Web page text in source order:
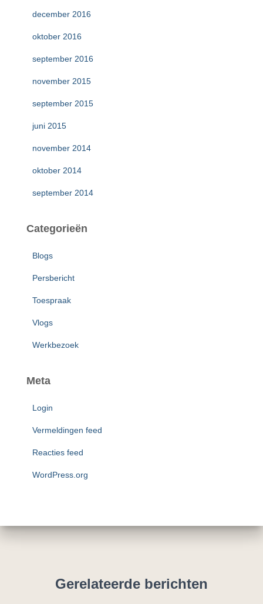
december 2016
oktober 2016
september 2016
november 2015
september 2015
juni 2015
november 2014
oktober 2014
september 2014
Categorieën
Blogs
Persbericht
Toespraak
Vlogs
Werkbezoek
Meta
Login
Vermeldingen feed
Reacties feed
WordPress.org
Gerelateerde berichten